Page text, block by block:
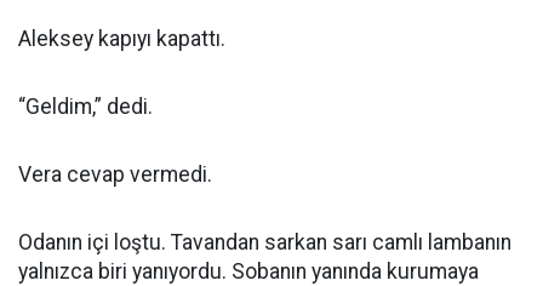
Aleksey kapıyı kapattı.
“Geldim,” dedi.
Vera cevap vermedi.
Odanın içi loştu. Tavandan sarkan sarı camlı lambanın
yalnızca biri yanıyordu. Sobanın yanında kurumaya